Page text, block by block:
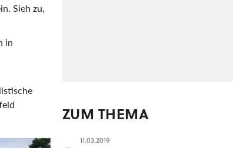
Sieh zu,
in
ZUM THEMA
11.03.2019